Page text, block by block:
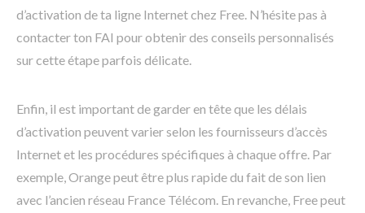
d’activation de ta ligne Internet chez Free. N’hésite pas à
contacter ton FAI pour obtenir des conseils personnalisés
sur cette étape parfois délicate.
Enfin, il est important de garder en tête que les délais
d’activation peuvent varier selon les fournisseurs d’accès
Internet et les procédures spécifiques à chaque offre. Par
exemple, Orange peut être plus rapide du fait de son lien
avec l’ancien réseau France Télécom. En revanche, Free peut